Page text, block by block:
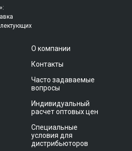
О компании
Контакты
Часто задаваемые
вопросы
Индивидуальный
расчет оптовых цен
Специальные
условия для
дистрибьюторов